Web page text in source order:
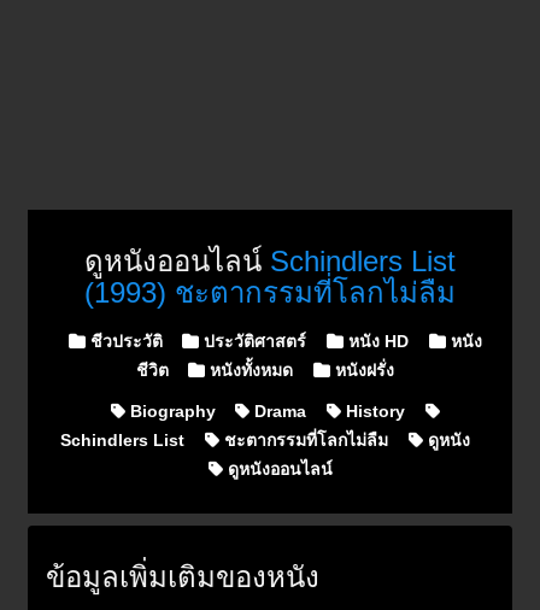
ดูหนังออนไลน์ Schindlers List
(1993) ชะตากรรมที่โลกไม่ลืม
Posted in
ชีวประวัติ ประวัติศาสตร์ หนัง HD
หนัง
ชีวิต
หนังทั้งหมด หนังฝรั่ง
Biography Drama
History
Schindlers List
ชะตากรรมที่โลกไม่ลืม
ดูหนัง
ดูหนังออนไลน์
ข้อมูลเพิ่มเติมของหนัง